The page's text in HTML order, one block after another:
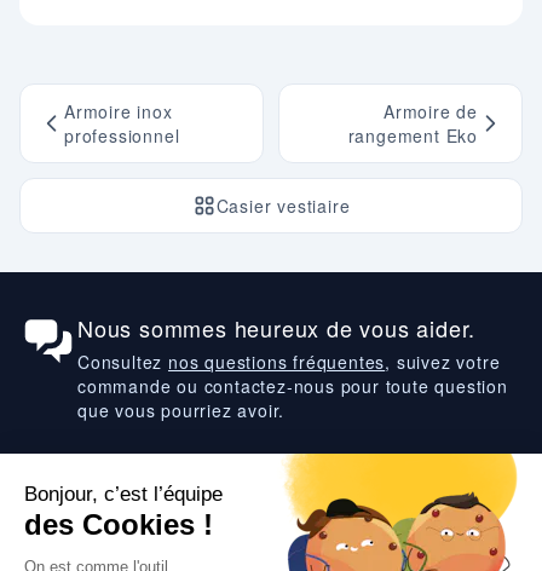
Armoire inox
professionnel
Casier vestiaire
Armoire de
rangement Eko
Nous sommes heureux de vous aider.
Consultez nos questions fréquentes, suivez votre
commande ou contactez-nous pour toute question
que vous pourriez avoir.
Suivez-nous